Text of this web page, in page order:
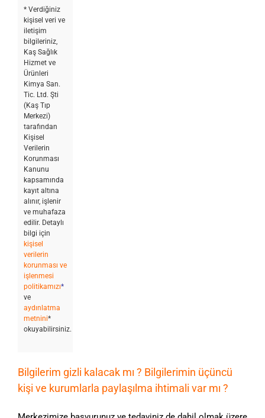
* Verdiğiniz
kişisel veri ve
iletişim
bilgileriniz,
Kaş Sağlık
Hizmet ve
Ürünleri
Kimya San.
Tic. Ltd. Şti
(Kaş Tıp
Merkezi)
tarafından
Kişisel
Verilerin
Korunması
Kanunu
kapsamında
kayıt altına
alınır, işlenir
ve muhafaza
edilir. Detaylı
bilgi için
kişisel
verilerin
korunması ve
işlenmesi
politikamızı*
ve
aydınlatma
metnini*
okuyabilirsiniz.
Bilgilerim gizli kalacak mı ? Bilgilerimin üçüncü
kişi ve kurumlarla paylaşılma ihtimali var mı ?